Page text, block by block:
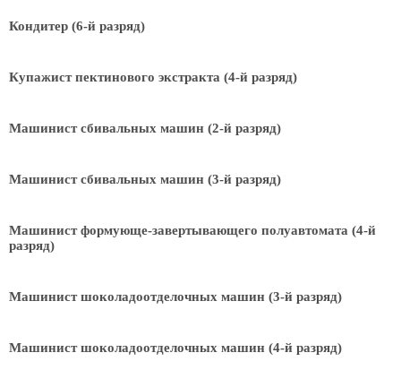
Кондитер (6-й разряд)
Купажист пектинового экстракта (4-й разряд)
Машинист сбивальных машин (2-й разряд)
Машинист сбивальных машин (3-й разряд)
Машинист формующе-завертывающего полуавтомата (4-й
разряд)
Машинист шоколадоотделочных машин (3-й разряд)
Машинист шоколадоотделочных машин (4-й разряд)